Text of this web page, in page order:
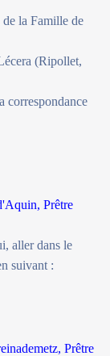
la Famille de
(Ripollet,
correspondance
Prêtre
aller dans le
suivant :
Prêtre